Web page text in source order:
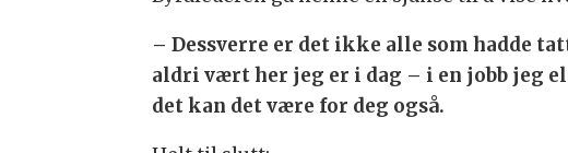
– Dessverre er det ikke alle som hadde
aldri vært her jeg er i dag – i en jobb jeg
det kan det være for deg også.